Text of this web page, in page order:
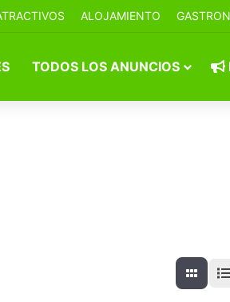
ALOJAMIENTO
TODOS LOS ANUNCIOS